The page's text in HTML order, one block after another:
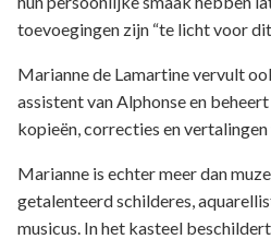
toevoegingen zijn “te licht voor
Marianne de Lamartine vervult
assistent van Alphonse en
kopieën, correcties en
Marianne is echter meer dan
getalenteerd schilderes,
musicus. In het kasteel